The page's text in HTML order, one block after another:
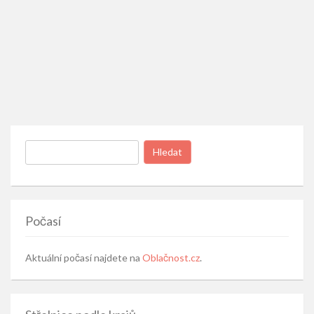
Vyhledávání
Počasí
Aktuální počasí najdete na Oblačnost.cz.